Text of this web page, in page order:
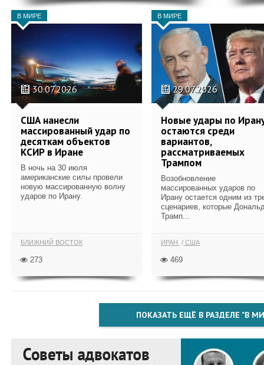
В МИРЕ
30.07.2026
США нанесли
массированный удар по
десяткам объектов
КСИР в Иране
В ночь на 30 июля
американские силы провели
новую массированную волну
ударов по Ирану.
БЛИЖНИЙ ВОСТОК
273
В МИРЕ
29.07.2026
Новые удары по
остаются среди
вариантов,
рассматриваемых
Трампом
Возобновление
массированных ударов по
Ирану остается одним из
сценариев, которые
Трамп...
ИРАН США
469
ПОКАЗАТЬ ЕЩЁ В РАЗДЕЛЕ "В